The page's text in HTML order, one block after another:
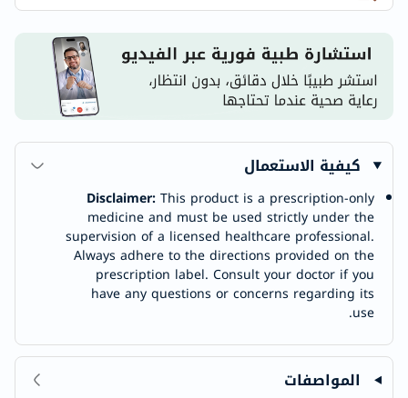
كيفية الاستعمال
Disclaimer:This product is a prescription-only
medicine and must be used strictly under the
supervision of a licensed healthcare professional.
Always adhere to the directions provided on the
prescription label. Consult your doctor if you
have any questions or concerns regarding its
use.
المواصفات